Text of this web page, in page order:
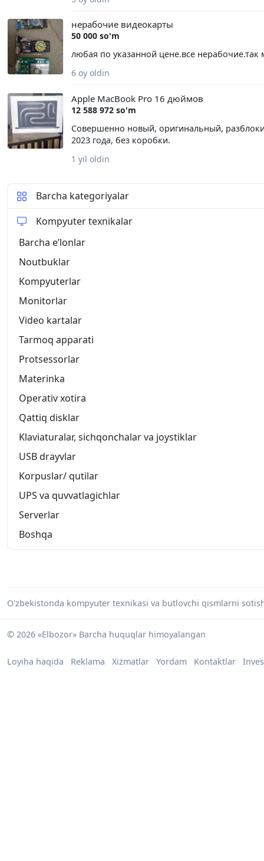
й серий).
нерабочие видеокарты
50 000 so'm
любая по указанной цене.все нерабочие.так
6 oy oldin
Apple MacBook Pro 16 дюймов
12 588 972 so'm
Совершенно новый, оригинальный,
2023 года, без коробки.
1 yil oldin
Barcha kategoriyalar
Kompyuter texnikalar
Barcha eʼlonlar
Noutbuklar
Kompyuterlar
Monitorlar
Video kartalar
Tarmoq apparati
Protsessorlar
Materinka
Operativ xotira
Qattiq disklar
Klaviaturalar, sichqonchalar va joystiklar
USB drayvlar
Korpuslar/ qutilar
UPS va quvvatlagichlar
Serverlar
Boshqa
O'zbekistonda kompyuter texnikasi va butlovchi qismlarni
© 2026 «Elbozor» Barcha huquqlar himoyalangan
Loyiha haqida Reklama Xizmatlar Yordam Kontaktlar